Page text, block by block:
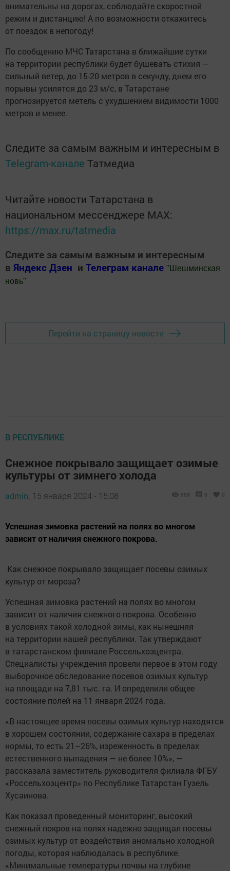
внимательны на дорогах, соблюдайте скоростной
режим и дистанцию! А по возможности откажитесь
от поездок в непогоду!
По сообщению МЧС Татарстана в ближайшие сутки
на территории республики будет бушевать стихия —
сильный ветер, до 15-20 метров в секунду, днем его
порывы усилятся до 23 м/с, в Татарстане
прогнозируется метель с ухудшением видимости 1000
метров и менее.
Следите за самым важным и интересным в
Telegram-канале Татмедиа
Читайте новости Татарстана в
национальном мессенджере MАХ:
https://max.ru/tatmedia
Следите за самым важным и интересным
в Яндекс Дзен и Телеграм канале " Шешминская
новь"
Перейти на страницу новости
В РЕСПУБЛИКЕ
Снежное покрывало защищает озимые
культуры от зимнего холода
admin, 15 января 2024 - 15:08 559 0 0
Успешная зимовка растений на полях во многом
зависит от наличия снежного покрова.
Как снежное покрывало защищает посевы озимых
культур от мороза?
Успешная зимовка растений на полях во многом
зависит от наличия снежного покрова. Особенно
в условиях такой холодной зимы, как нынешняя
на территории нашей республики. Так утверждают
в татарстанском филиале Россельхозцентра.
Специалисты учреждения провели первое в этом году
выборочное обследование посевов озимых культур
на площади на 7,81 тыс. га. И определили общее
состояние полей на 11 января 2024 года.
«В настоящее время посевы озимых культур находятся
в хорошем состоянии, содержание сахара в пределах
нормы, то есть 21–26%, изреженность в пределах
естественного выпадения — не более 10%», —
рассказала заместитель руководителя филиала ФГБУ
«Россельхозцентр» по Республике Татарстан Гузель
Хусаинова.
Как показал проведенный мониторинг, высокий
снежный покров на полях надежно защищал посевы
озимых культур от воздействия аномально холодной
погоды, которая наблюдалась в республике.
«Минимальные температуры почвы на глубине